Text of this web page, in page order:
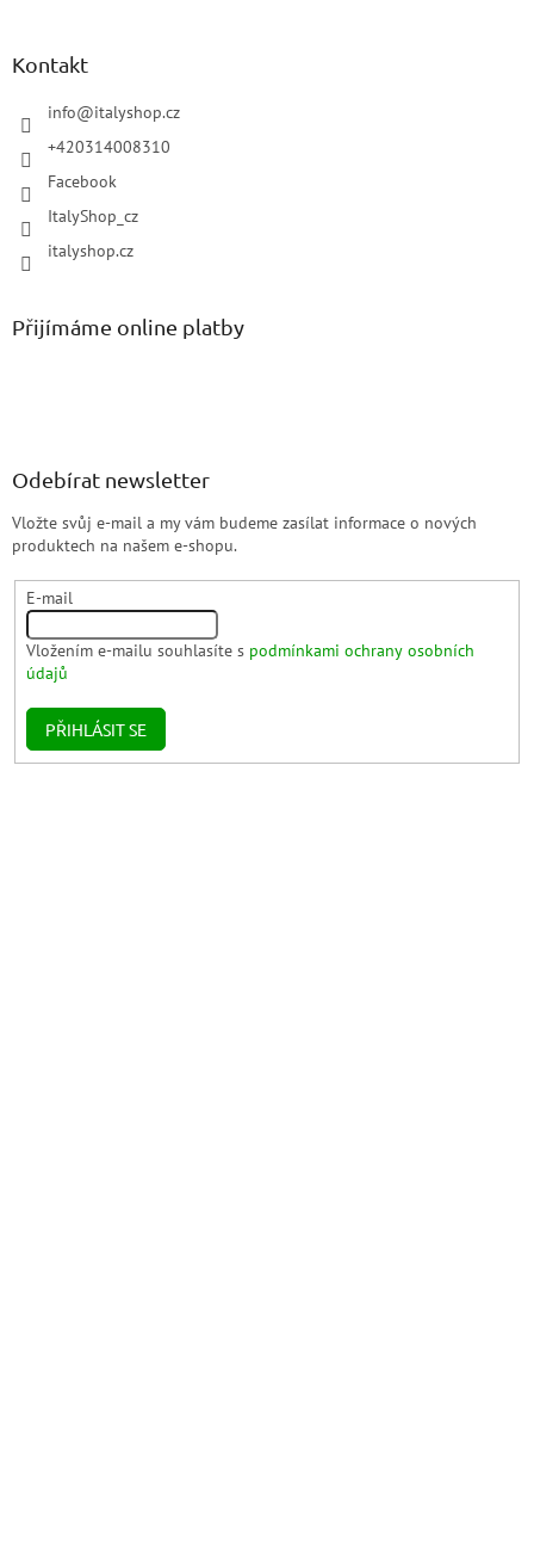
Kontakt
info@italyshop.cz
+420314008310
Facebook
ItalyShop_cz
italyshop.cz
Přijímáme online platby
Odebírat newsletter
Vložte svůj e-mail a my vám budeme zasílat informace o nových
produktech na našem e-shopu.
E-mail
Vložením e-mailu souhlasíte s podmínkami ochrany osobních
údajů
PŘIHLÁSIT SE